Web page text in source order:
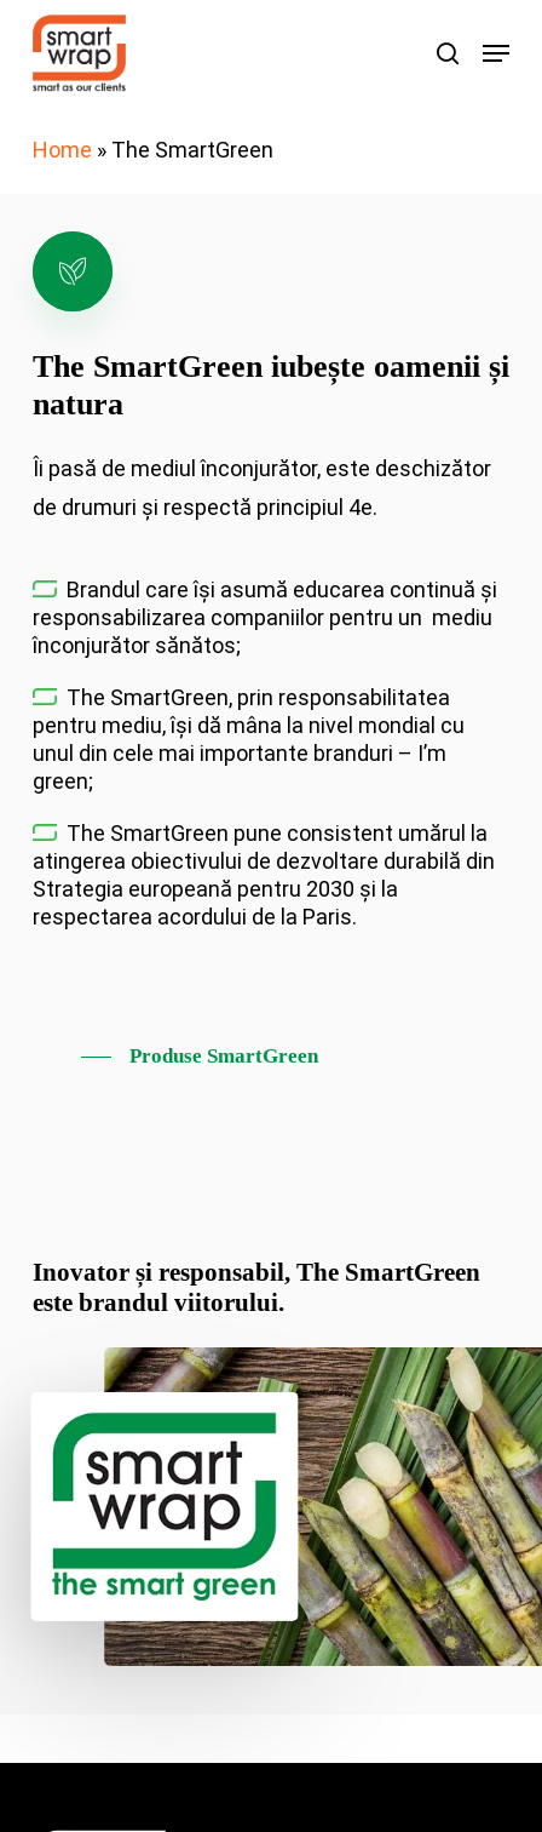
Skip
mainSearch
search
Menu
Home » The SmartGreen
The SmartGreen iubește oamenii și
natura
Îi pasă de mediul înconjurător, este deschizător
de drumuri și respectă principiul 4e.
Brandul care își asumă educarea continuă și
responsabilizarea companiilor pentru un mediu
înconjurător sănătos;
The SmartGreen, prin responsabilitatea
pentru mediu, își dă mâna la nivel mondial cu
unul din cele mai importante branduri – I’m
green;
The SmartGreen pune consistent umărul la
atingerea obiectivului de dezvoltare durabilă din
Strategia europeană pentru 2030 și la
respectarea acordului de la Paris.
Produse SmartGreen
Inovator și responsabil, The SmartGreen
este brandul viitorului.